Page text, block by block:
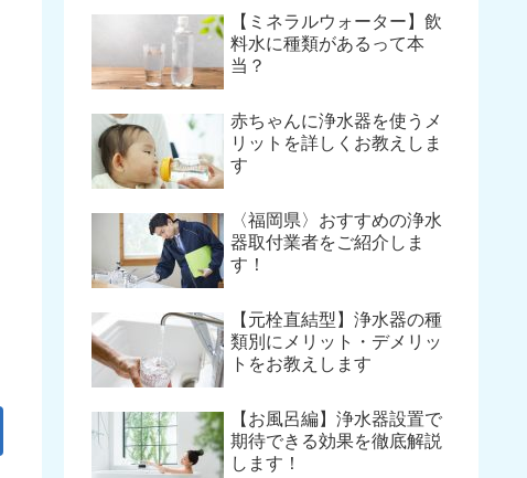
【ミネラルウォーター】飲
料水に種類があるって本
当？
赤ちゃんに浄水器を使うメ
リットを詳しくお教えしま
す
〈福岡県〉おすすめの浄水
器取付業者をご紹介しま
す！
【元栓直結型】浄水器の種
類別にメリット・デメリッ
トをお教えします
【お風呂編】浄水器設置で
期待できる効果を徹底解説
します！